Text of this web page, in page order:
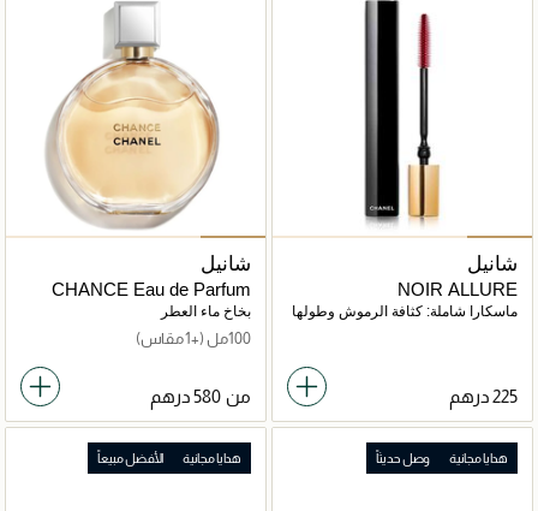
شانيل
NOIR ALLURE
ماسكارا شاملة: كثافة الرموش وطولها
شانيل
CHANCE Eau de Parfum
Vaporisateur
بخاخ ماء العطر
100مل (+1 مقاس)
من
هدايا مجانية وصل حديثاً هدايا مجانية الأفضل مبيعاً